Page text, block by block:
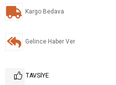
Kargo Bedava
Gelince Haber Ver
TAVSIYE